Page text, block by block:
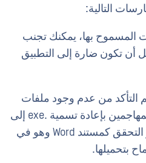
التالية:
المسموح بها، يمكنك تجنب
أن تكون ضارة إلى التطبيق
التأكد من عدم وجود ملفات
"مقنعة" كأنواع الملفات المسموح بها. على سبيل المثال ، إذا قام أحد المهاجمين بإعادة تسمية .exe إلى
.docx ، وكان الحل الخاص بك يعتمد كليا على امتداد الملف ، فسيتجاوز التحقق كمستند Word وهو في
بتحميلها.